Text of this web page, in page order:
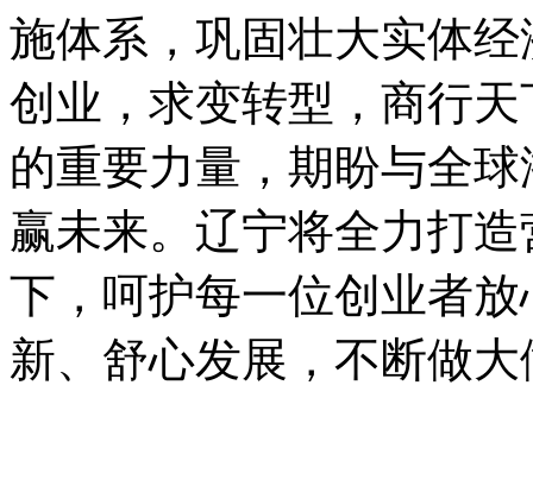
施体系，巩固壮大实体
创业，求变转型，商行
的重要力量，期盼与全
赢未来。辽宁将全力打
下，呵护每一位创业者
新、舒心发展，不断做大